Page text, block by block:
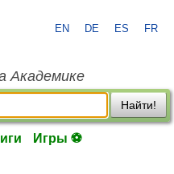
EN DE ES FR
Академике
Найти!
Игры ⚽